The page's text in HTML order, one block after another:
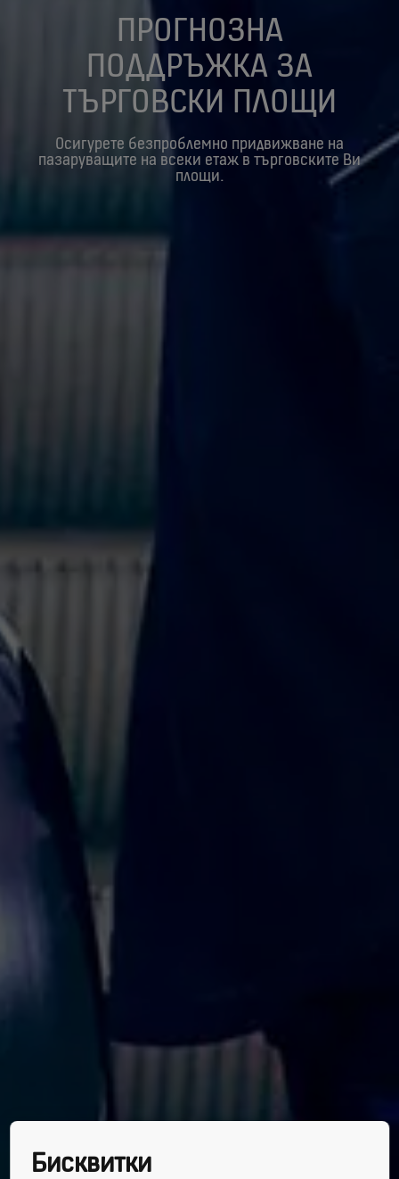
ПРОГНОЗНА
ПОДДРЪЖКА ЗА
ТЪРГОВСКИ ПЛОЩИ
Осигурете безпроблемно придвижване на
пазаруващите на всеки етаж в търговските Ви
площи.
Бисквитки